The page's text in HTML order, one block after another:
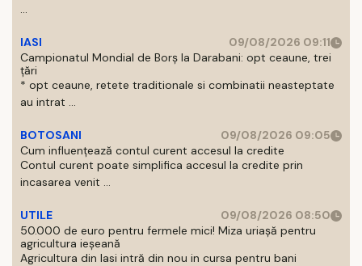
...
IASI
09/08/2026 09:11
Campionatul Mondial de Borș la Darabani: opt ceaune, trei
țări
* opt ceaune, retete traditionale si combinatii neasteptate
au intrat ...
BOTOSANI
09/08/2026 09:05
Cum influențează contul curent accesul la credite
Contul curent poate simplifica accesul la credite prin
incasarea venit ...
UTILE
09/08/2026 08:50
50.000 de euro pentru fermele mici! Miza uriașă pentru
agricultura ieșeană
Agricultura din Iasi intră din nou in cursa pentru bani